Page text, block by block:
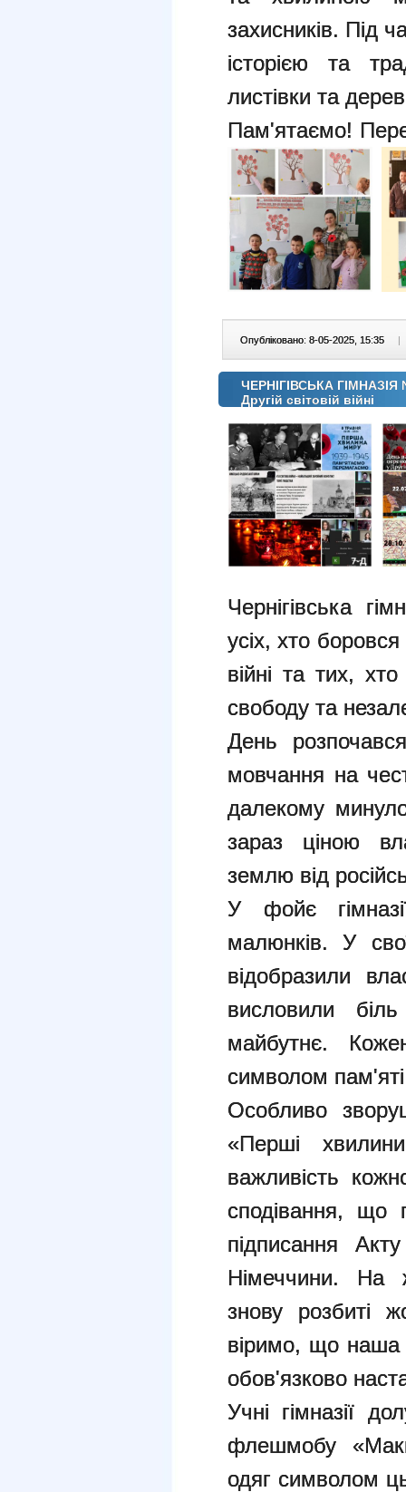
захисників. Під
історією та
листівки та
Пам'ятаємо!
Опубліковано: 8-05-2025, 15:35 |
ЧЕРНІГІВСЬКА ГІМНАЗІЯ
Другій світовій війні
Чернігівська
усіх, хто
війні та тих,
свободу та
День
мовчання на
далекому
зараз ціною
землю від
У фойє
малюнків. У
відобразили
висловили
майбутнє.
символом
Особливо
«Перші
важливість
сподівання, що
підписання
Німеччини. На
знову розбиті
віримо, що наша
обов'язково
Учні гімназії
флешмобу
одяг символом